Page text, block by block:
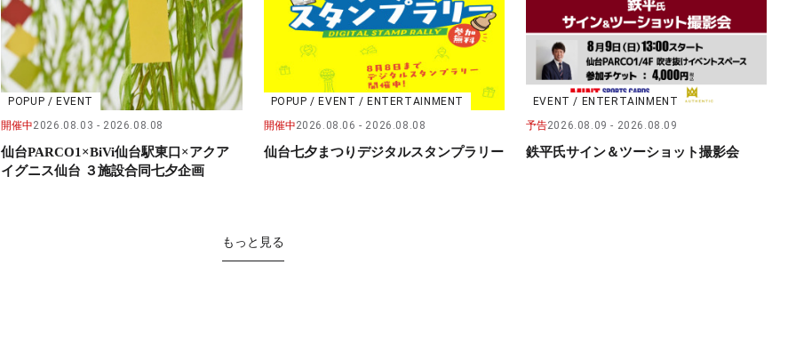
POPUP / EVENT
開催中2026.08.03 2026.08.08
仙台PARCO1×BiVi仙台駅東口×アクア
イグニス仙台 ３施設合同七夕企画
POPUP / EVENT / ENTERTAINMENT
開催中2026.08.06 2026.08.08
仙台七夕まつりデジタルスタンプラリー
EVENT / ENTERTAINMENT
予告2026.08.09 2026.08.09
鉄平氏サイン＆ツーショット撮影会
もっと見る